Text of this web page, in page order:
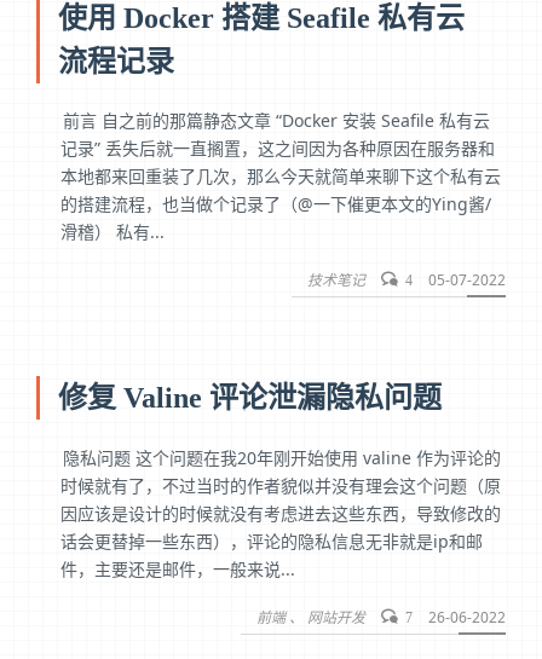
使用 Docker 搭建 Seafile 私有云
流程记录
前言 自之前的那篇静态文章 “Docker 安装 Seafile 私有云
记录” 丢失后就一直搁置，这之间因为各种原因在服务器和
本地都来回重装了几次，那么今天就简单来聊下这个私有云
的搭建流程，也当做个记录了（@一下催更本文的Ying酱/
滑稽） 私有...
技术笔记 4 05-07-2022
修复 Valine 评论泄漏隐私问题
隐私问题 这个问题在我20年刚开始使用 valine 作为评论的
时候就有了，不过当时的作者貌似并没有理会这个问题（原
因应该是设计的时候就没有考虑进去这些东西，导致修改的
话会更替掉一些东西），评论的隐私信息无非就是ip和邮
件，主要还是邮件，一般来说...
前端 网站开发 7 26-06-2022